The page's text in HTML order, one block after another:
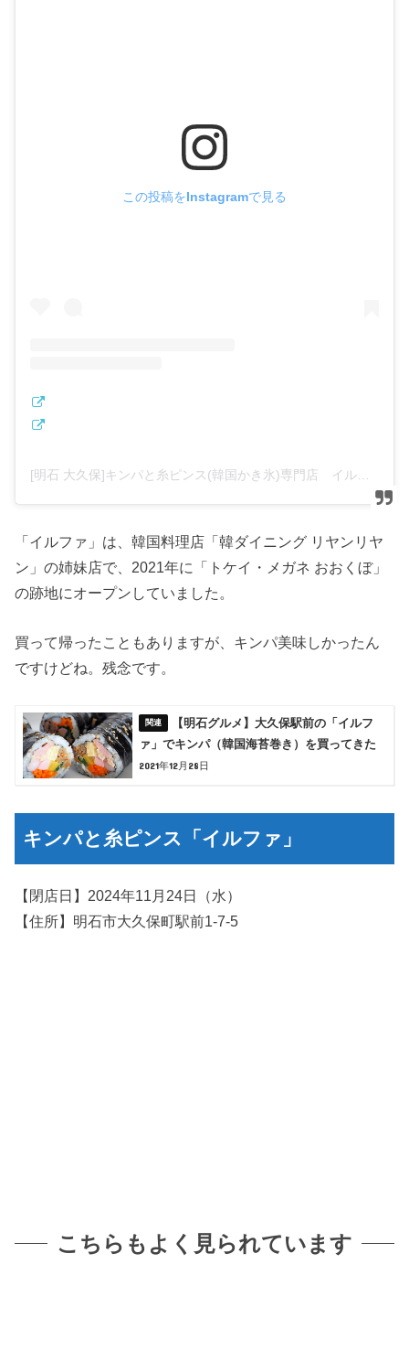
この投稿をInstagramで見る
[明石 大久保]キンパと糸ピンス(韓国かき氷)専門店 イルファ(@kinppa.itopinsuilhwa)がシェアした投稿
「イルファ」は、韓国料理店「韓ダイニング リヤンリヤ
ン」の姉妹店で、2021年に「トケイ・メガネ おおくぼ」
の跡地にオープンしていました。
買って帰ったこともありますが、キンパ美味しかったん
ですけどね。残念です。
【明石グルメ】大久保駅前の「イルフ
ァ」でキンパ（韓国海苔巻き）を買ってきた
2021年12月28日
キンパと糸ピンス「イルファ」
【閉店日】2024年11月24日（水）
【住所】明石市大久保町駅前1-7-5
こちらもよく見られています